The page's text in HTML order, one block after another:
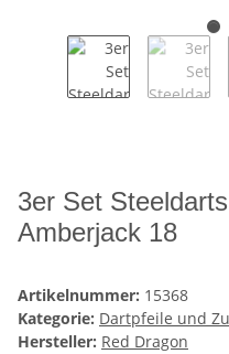
3er Set
Amberjack 18
Artikelnummer: 15368
Kategorie: Dartpfeile und
Hersteller: Red Dragon